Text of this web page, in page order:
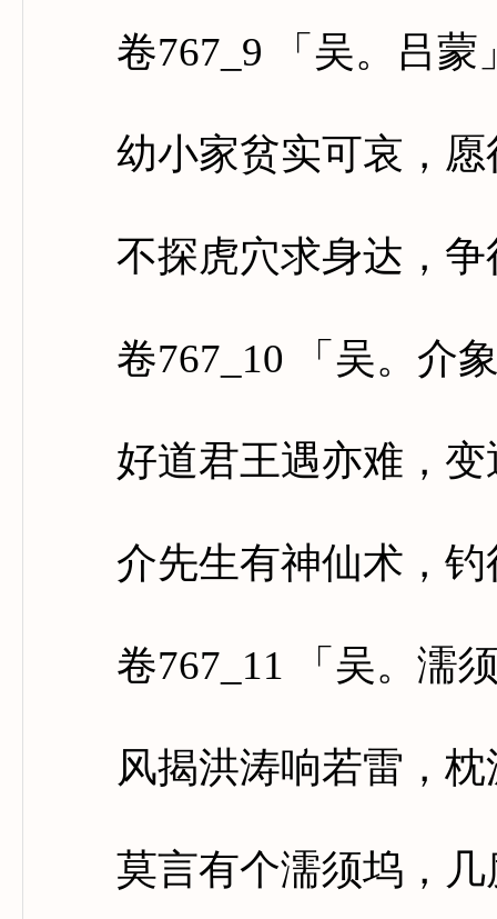
卷767_9 「吴。吕蒙
幼小家贫实可哀，愿
不探虎穴求身达，争
卷767_10 「吴。介
好道君王遇亦难，变
介先生有神仙术，钓
卷767_11 「吴。濡须
风揭洪涛响若雷，枕
莫言有个濡须坞，几